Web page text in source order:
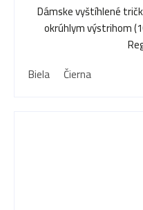
Dámske vyštíhlené
okrúhlym výstrihom
Biela
Čierna